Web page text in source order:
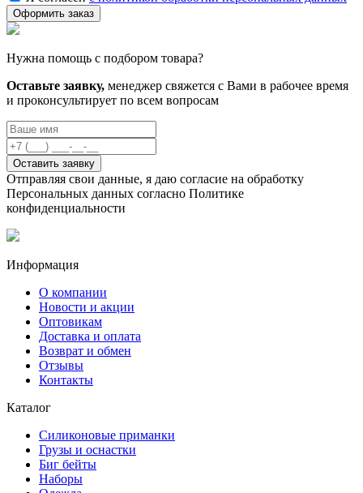
Нужна помощь с подбором товара?
Оставьте заявку, менеджер свяжется с Вами в рабочее время
и проконсультирует по всем вопросам
Оставить заявку
Отправляя свои данные, я даю согласие на обработку
Персональных данных согласно Политике
конфиденциальности
Информация
О компании
Новости и акции
Оптовикам
Доставка и оплата
Возврат и обмен
Отзывы
Контакты
Каталог
Силиконовые приманки
Грузы и оснастки
Биг бейты
Наборы